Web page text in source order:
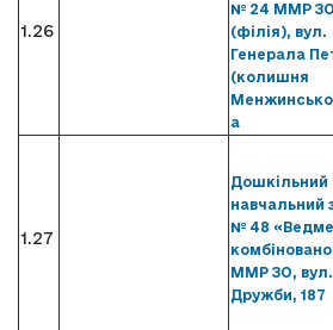
1.26
№ 24 ММР ЗО
(філія), вул.
Генерала
(колишня
а
1.27
Дошкільний
навчальний
№ 48
ММР ЗО, вул.
Дружби, 187